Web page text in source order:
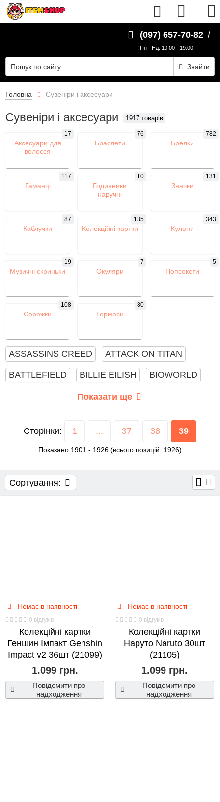
(097) 657-70-82
Пн - Нд: 10:00 - 19:00
/
Знайти
UK
Головна Сувеніри і аксесуари
Сувеніри і аксесуари 1917 товарів
Аксесуари для
волосся
17
Браслети
76
Брелки
782
Гаманці
117
Годинники
наручні
10
Значки
131
Каблучки
87
Колекційні картки
135
Кулони
343
Музичні скриньки
19
Окуляри
7
Попсокети
5
Сережки
108
Термоси
80
ASSASSINS CREED ATTACK ON TITAN
BATTLEFIELD BILLIE EILISH BIOWORLD
BLEACH BTS
DIABLO 3
FANTASTIC BEASTS
MINECRAFT MORTAL KOMBAT
MY HERO ACADEMIA NARUTO
ONE PIECE ONE-PUNCH OVERWATCH
PIRATES POKEMON PUBG
RICK AND MORTY RIVERDALE
Показати ще
Сторінки: 1 ... 37 38 39
Показано 1901 - 1926 (всього позицій: 1926)
Сортування:
Немає в наявності
0 відгуків
Колекційні картки
Геншин Імпакт Genshin
Impact v2 36шт (21099)
1.099 грн.
Повідомити про
надходження
Немає в наявності
0 відгуків
Колекційні картки
Наруто Naruto 30шт
(21105)
1.099 грн.
Повідомити про
надходження